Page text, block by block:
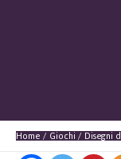
Home Giochi Disegni